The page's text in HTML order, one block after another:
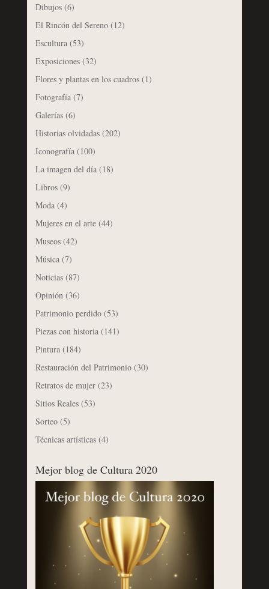
Dibujos(6)
El Rincón del Sereno(12)
Escultura(53)
Exposiciones(32)
Flores y plantas en los cuadros(1)
Fotografía(7)
Galerías(6)
Historias olvidadas(202)
Iconografía(100)
La imagen del día(18)
Libros(9)
Moda(4)
Mujeres en el arte(44)
Museos(42)
Música(7)
Noticias(87)
Opinión(36)
Patrimonio perdido(53)
Piezas con historia(141)
Pintura(184)
Restauración del Patrimonio(30)
Retratos de mujer(23)
Sitios Reales(53)
Sorteo(5)
Técnicas artísticas(4)
Mejor blog de Cultura 2020